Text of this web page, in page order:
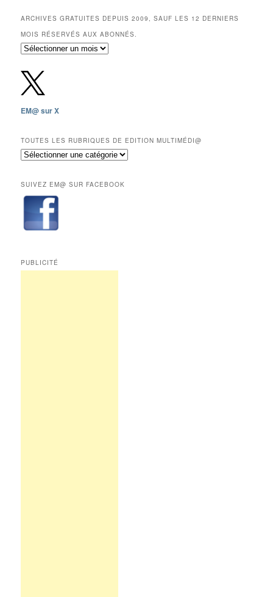
ARCHIVES GRATUITES DEPUIS 2009, SAUF LES 12 DERNIERS
MOIS RÉSERVÉS AUX ABONNÉS.
Archives
depuis
2009,
sauf
12
mois
réservés
aux
EM@ sur X
TOUTES LES RUBRIQUES DE EDITION MULTIMÉDI@
Toutes
de
Edition
Multimédi@
SUIVEZ EM@ SUR FACEBOOK
PUBLICITÉ